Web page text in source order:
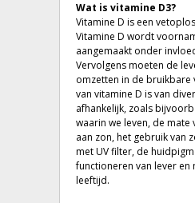
Wat is vitamine D3?
Vitamine D is een
Vitamine D wordt
aangemaakt onder
Vervolgens moeten de
omzetten in de
van vitamine D is van
afhankelijk, zoals
waarin we leven, de
aan zon, het gebruik van
met UV filter, de
functioneren van lever en
leeftijd.